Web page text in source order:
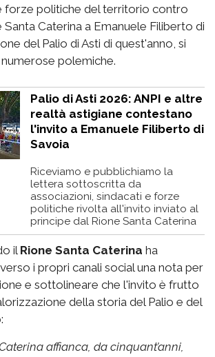
forze politiche del territorio contro
Caterina a Emanuele Filiberto di
del Palio di Asti di quest'anno, si
polemiche.
Palio di Asti 2026: ANPI e altre
realtà astigiane contestano
l'invito a Emanuele Filiberto di
Savoia
Riceviamo e pubblichiamo la
lettera sottoscritta da
associazioni, sindacati e forze
politiche rivolta all'invito inviato al
principe dal Rione Santa Caterina
il Rione Santa Caterina ha
i propri canali social una nota per
e sottolineare che l'invito è frutto
della storia del Palio e del
affianca, da cinquant’anni,